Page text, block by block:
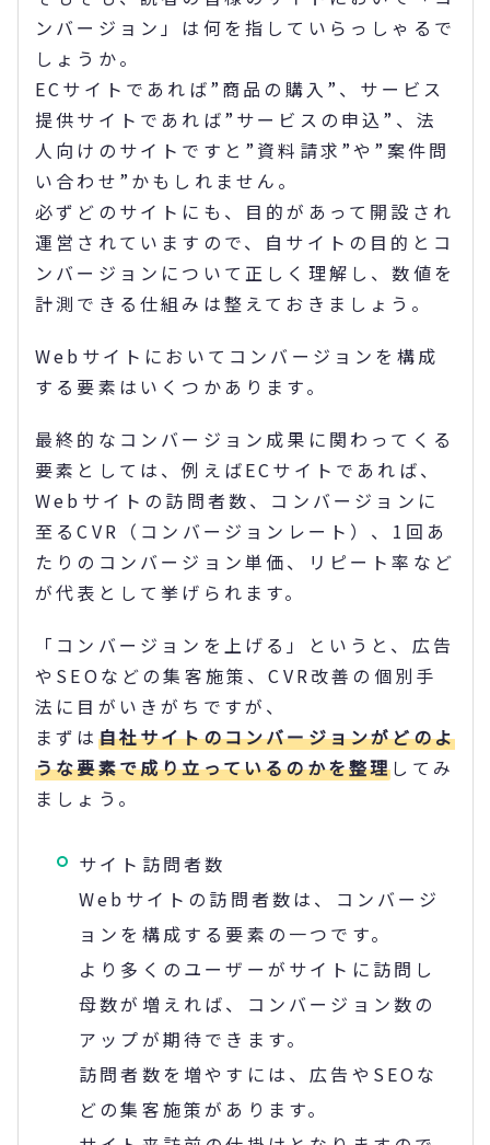
ンバージョン」は何を指していらっしゃるで
しょうか。
ECサイトであれば”商品の購入”、サービス
提供サイトであれば”サービスの申込”、法
人向けのサイトですと”資料請求”や”案件問
い合わせ”かもしれません。
必ずどのサイトにも、目的があって開設され
運営されていますので、自サイトの目的とコ
ンバージョンについて正しく理解し、数値を
計測できる仕組みは整えておきましょう。
Webサイトにおいてコンバージョンを構成
する要素はいくつかあります。
最終的なコンバージョン成果に関わってくる
要素としては、例えばECサイトであれば、
Webサイトの訪問者数、コンバージョンに
至るCVR（コンバージョンレート）、1回あ
たりのコンバージョン単価、リピート率など
が代表として挙げられます。
「コンバージョンを上げる」というと、広告
やSEOなどの集客施策、CVR改善の個別手
法に目がいきがちですが、
まずは 自社サイトのコンバージョンがどのよ
うな要素で成り立っているのかを整理してみ
ましょう。
サイト訪問者数
Webサイトの訪問者数は、コンバージ
ョンを構成する要素の一つです。
より多くのユーザーがサイトに訪問し
母数が増えれば、コンバージョン数の
アップが期待できます。
訪問者数を増やすには、広告やSEOな
どの集客施策があります。